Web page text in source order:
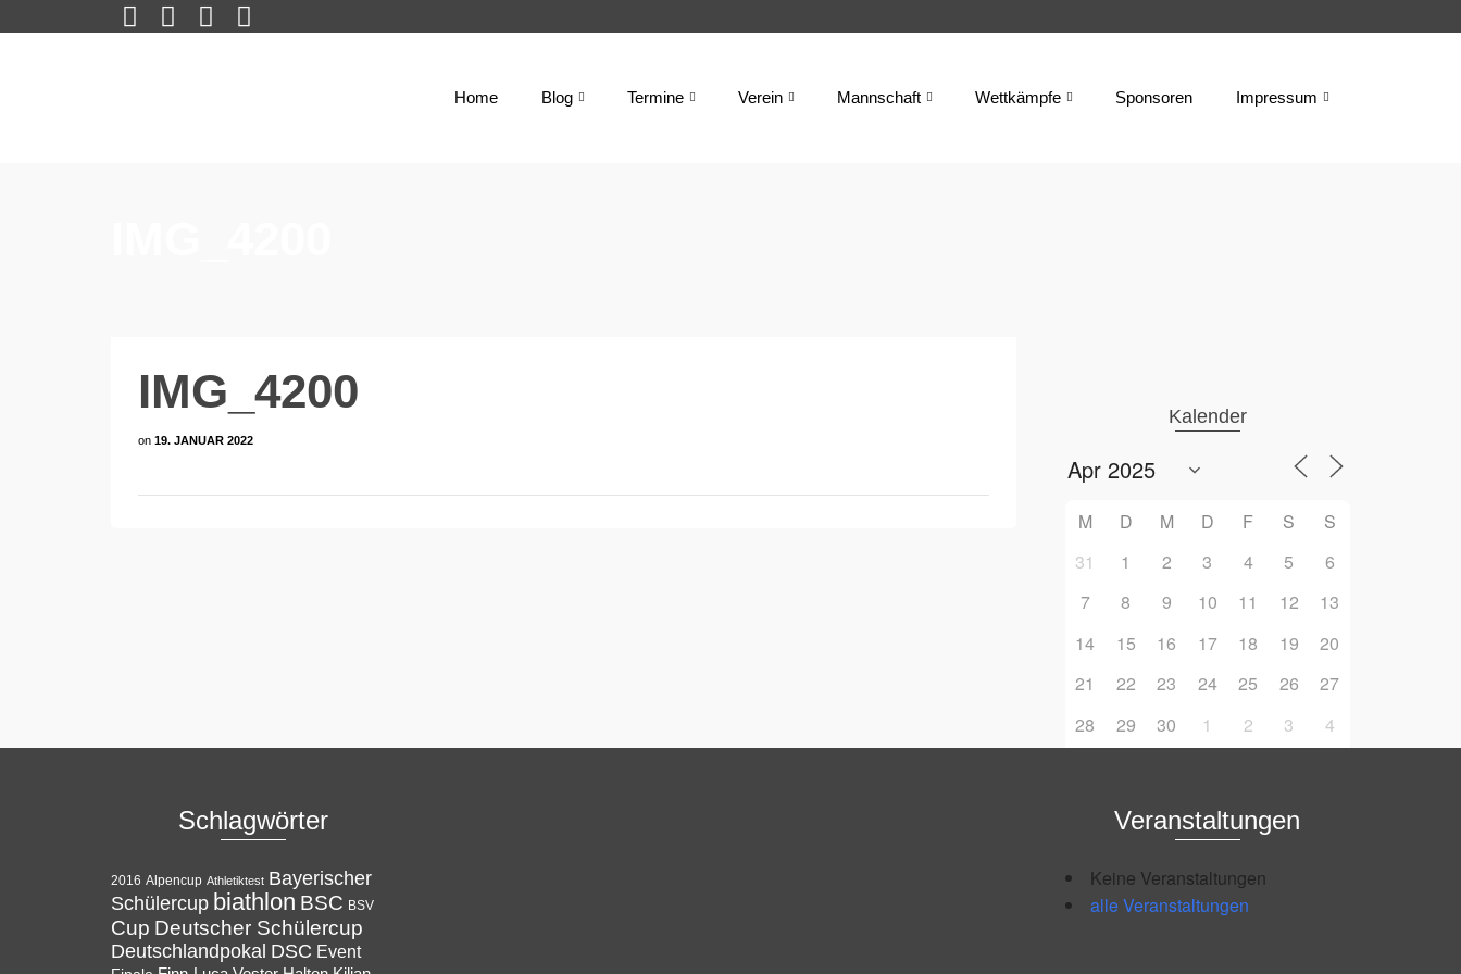
Home Blog Termine Verein Mannschaft Wettkämpfe Sponsoren Impressum
IMG_4200
on 19. JANUAR 2022
Kalender
M D M D F S
S
31
1 2 3 4 5
6
7
8 9 10 11 12
13
14
15 16 17 18 19
20
21
22 23 24 25 26
27
28
29 30 1 2 3 4
Schlagwörter
2016 Alpencup Athletiktest Bayerischer
Schülercup biathlon BSC BSV
Cup Deutscher Schülercup
Deutschlandpokal DSC Event
Veranstaltungen
Keine Veranstaltungen
alle Veranstaltungen